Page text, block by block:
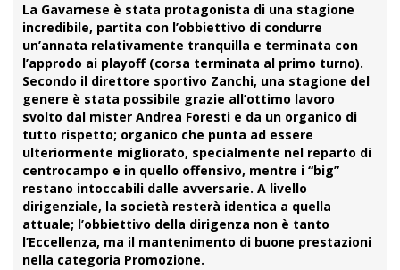
La Gavarnese è stata protagonista di una stagione
incredibile, partita con l’obbiettivo di condurre
un’annata relativamente tranquilla e terminata con
l’approdo ai playoff (corsa terminata al primo turno).
Secondo il direttore sportivo Zanchi, una stagione del
genere è stata possibile grazie all’ottimo lavoro
svolto dal mister Andrea Foresti e da un organico di
tutto rispetto; organico che punta ad essere
ulteriormente migliorato, specialmente nel reparto di
centrocampo e in quello offensivo, mentre i “big”
restano intoccabili dalle avversarie. A livello
dirigenziale, la società resterà identica a quella
attuale; l’obbiettivo della dirigenza non è tanto
l’Eccellenza, ma il mantenimento di buone prestazioni
nella categoria Promozione.